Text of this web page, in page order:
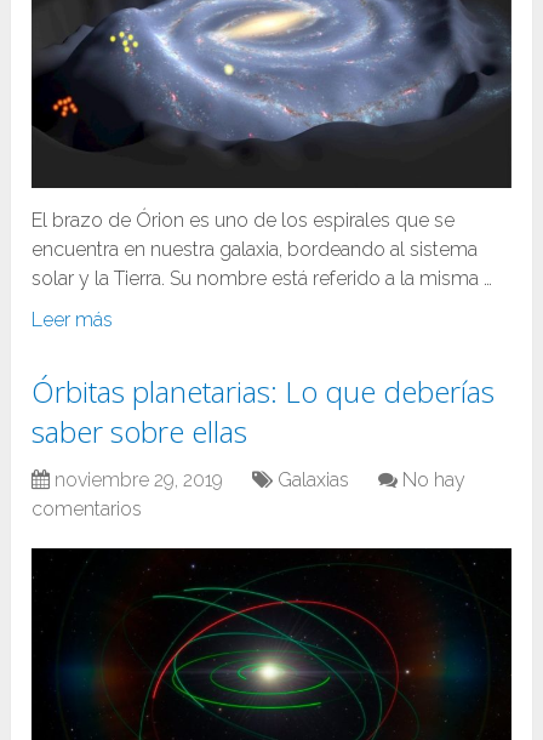
El brazo de Órion es uno de los espirales que se
encuentra en nuestra galaxia, bordeando al sistema
solar y la Tierra. Su nombre está referido a la misma …
Leer más
Órbitas planetarias: Lo que deberías
saber sobre ellas
noviembre 29, 2019 Galaxias
No hay
comentarios